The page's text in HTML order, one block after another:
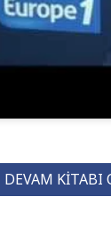
DEVAM KITABI